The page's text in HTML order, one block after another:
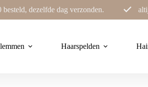
besteld, dezelfde dag verzonden.
Haarspelden